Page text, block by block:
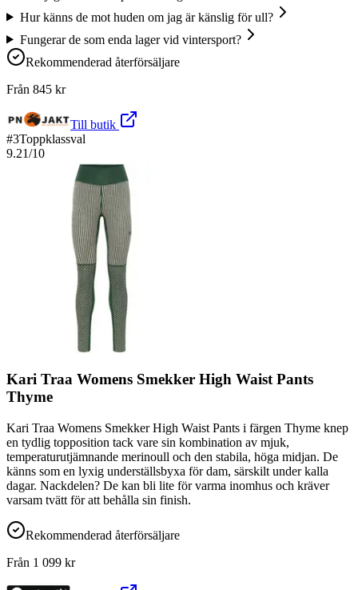
Hur känns de mot huden om jag är känslig för ull?
Fungerar de som enda lager vid vintersport?
Rekommenderad återförsäljare
Från 845 kr
Till butik
#3Toppklassval
9.21/10
Kari Traa Womens Smekker High Waist Pants
Thyme
Kari Traa Womens Smekker High Waist Pants i färgen Thyme knep
en tydlig topposition tack vare sin kombination av mjuk,
temperaturutjämnande merinoull och den stabila, höga midjan. De
känns som en lyxig underställsbyxa för dam, särskilt under kalla
dagar. Nackdelen? De kan bli lite för varma inomhus och kräver
varsam tvätt för att behålla sin finish.
Rekommenderad återförsäljare
Från 1 099 kr